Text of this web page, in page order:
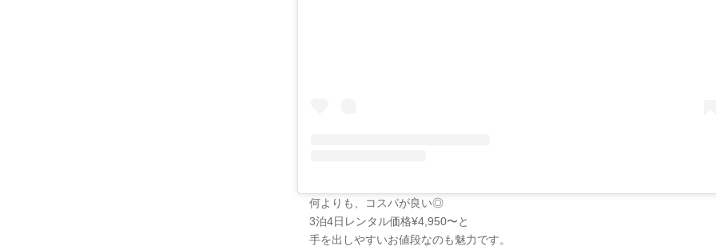
何よりも、コスパが良い◎
3泊4日レンタル価格¥4,950〜と
手を出しやすいお値段なのも魅力です。